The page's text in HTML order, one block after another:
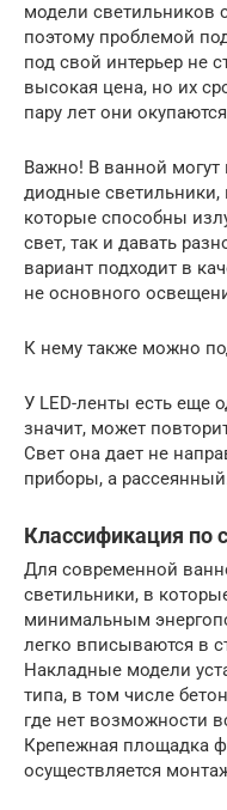
модели светильников
поэтому проблемой
под свой интерьер не
высокая цена, но их
пару лет они
Важно! В ванной могут
диодные
которые способны
свет, так и давать
вариант подходит в
не основного
К нему также можно
У LED-ленты есть еще
значит, может
Свет она дает не
приборы, а
Классификация по
Для современной
светильники, в
минимальным
легко вписываются в
Накладные модели
типа, в том числе
где нет возможности
Крепежная площадка
осуществляется